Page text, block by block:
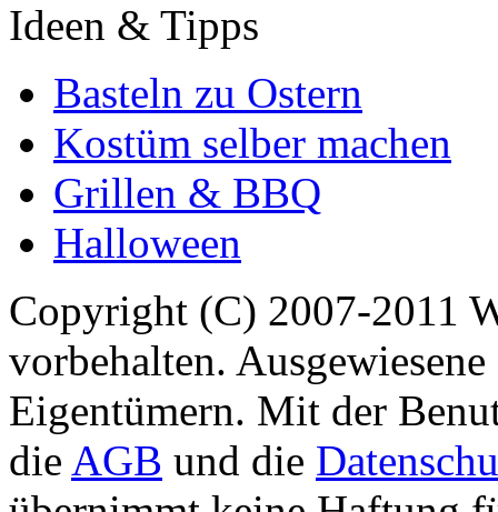
Ideen & Tipps
Basteln zu Ostern
Kostüm selber machen
Grillen & BBQ
Halloween
Copyright (C) 2007-2011
vorbehalten.
Eigentümern. Mit der
die AGB und die